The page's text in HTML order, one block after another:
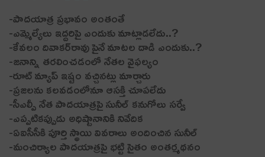
-పాద‌యాత్ర ప్ర‌భావం అంతంతే
-ఎమ్మెల్యేలు ఇద్ద‌రిపై ఎందుకు మాట్లాడ‌లేదు..?
-కేవలం దివాక‌ర్‌రావు పైనే మాట‌ల దాడి ఎందుకు..?
-జనాన్ని త‌ర‌లించ‌డంలో నేత‌ల వైఫ‌ల్యం
-రూట్ మ్యాప్ ఇష్టం వ‌చ్చిన‌ట్లు మార్చారు
-ప్ర‌జ‌లను క‌ల‌వ‌డంలోనూ ఆస‌క్తి చూప‌లేదు
-సీఎల్పీ నేత పాద‌యాత్ర‌పై సునీల్ క‌నుగోలు స‌ర్వే
-ఎప్ప‌టిక‌ప్పుడు అధిష్టానానికి నివేదిక
-ఏఐసీసీకి పూర్తి స్థాయి వివ‌రాలు అందించిన సునీల్
-మంచిర్యాల పాద‌యాత్ర‌పై భ‌ట్టి సైతం అంత‌ర్మ‌థ‌నం